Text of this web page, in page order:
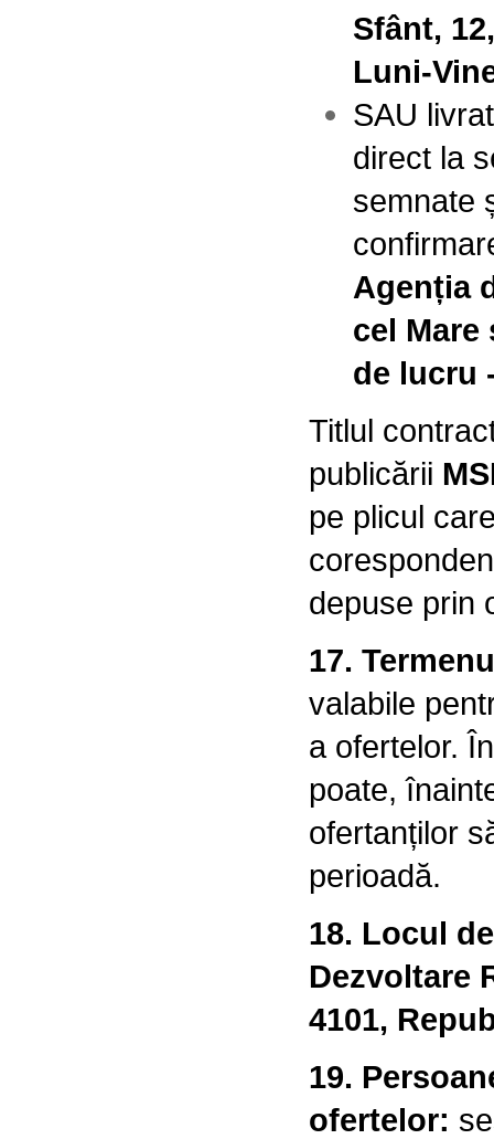
Sfânt,
Luni-
SAU
direct la
semnate
Agenția
cel Mare
de lucru
Titlul
publicării
pe plicul
depuse prin
17.
valabile
a ofertelor.
poate,
ofertanților
perioadă.
18. Locul
Dezvoltare
4101,
19.
ofertelor: